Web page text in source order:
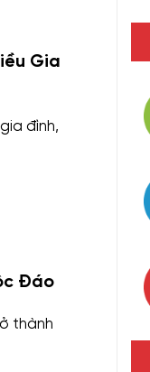
Gia
đình,
Đáo
thành